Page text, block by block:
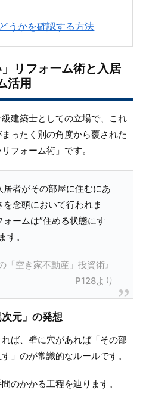
うかを確認する方法
」リフォーム術と入居
活用
建築士としての立場で、これ
ったく別の角度から覆された
フォーム術」です。
者がその部屋に住むにあ
念頭において行われま
ームは”住める状態にす
す。
「空き家不動産」投資術』
P128より
元」の発想
ば、壁に穴があれば「その部
」のが常識的なルールです。
のかかる工程を辿ります。